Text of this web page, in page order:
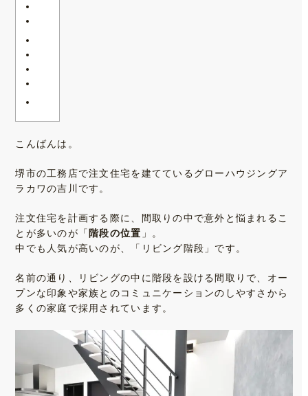
こんばんは。
堺市の工務店で注文住宅を建てているグローハウジングア
ラカワの吉川です。
注文住宅を計画する際に、間取りの中で意外と悩まれるこ
とが多いのが「 階段の位置 」。
中でも人気が高いのが、「リビング階段」です。
名前の通り、リビングの中に階段を設ける間取りで、オー
プンな印象や家族とのコミュニケーションのしやすさから
多くの家庭で採用されています。